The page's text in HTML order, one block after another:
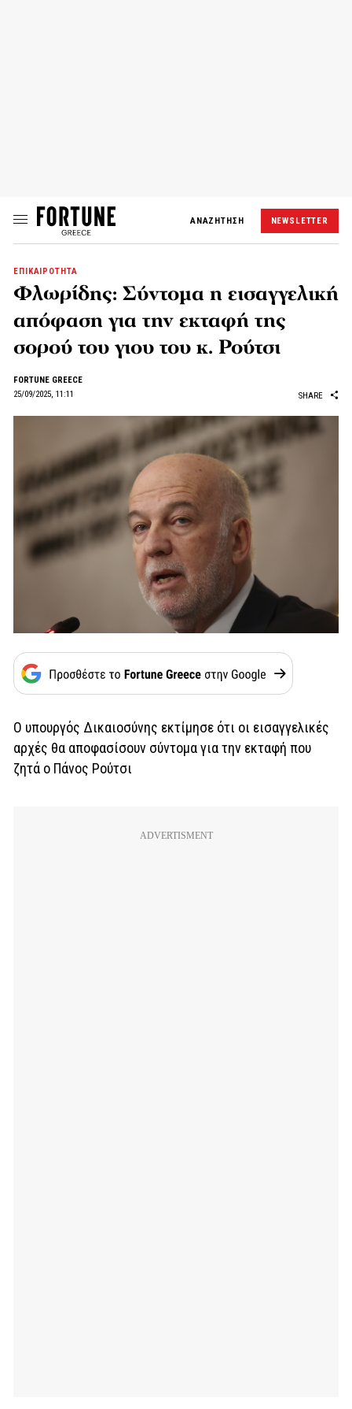
ΑΝΑΖΗΤΗΣΗ NEWSLETTER
ΕΠΙΚΑΙΡΟΤΗΤΑ
Φλωρίδης: Σύντομα η εισαγγελική
απόφαση για την εκταφή της
σορού του γιου του κ. Ρούτσι
FORTUNE GREECE
25/09/2025, 11:11
SHARE
Ο υπουργός Δικαιοσύνης εκτίμησε ότι οι εισαγγελικές
αρχές θα αποφασίσουν σύντομα για την εκταφή που
ζητά ο Πάνος Ρούτσι